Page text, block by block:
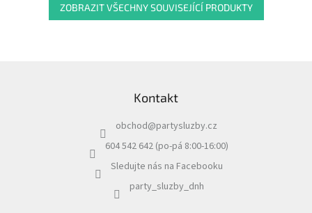
ZOBRAZIT VŠECHNY SOUVISEJÍCÍ PRODUKTY
Kontakt
obchod@partysluzby.cz
604 542 642 (po-pá 8:00-16:00)
Sledujte nás na Facebooku
party_sluzby_dnh